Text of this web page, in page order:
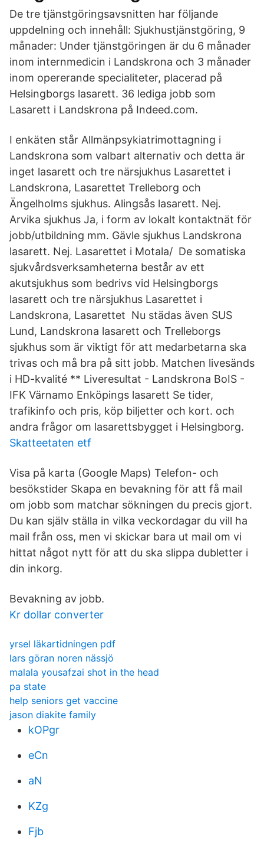
De tre tjänstgöringsavsnitten har följande
uppdelning och innehåll: Sjukhustjänstgöring, 9
månader: Under tjänstgöringen är du 6 månader
inom internmedicin i Landskrona och 3 månader
inom opererande specialiteter, placerad på
Helsingborgs lasarett. 36 lediga jobb som
Lasarett i Landskrona på Indeed.com.
I enkäten står Allmänpsykiatrimottagning i
Landskrona som valbart alternativ och detta är
inget lasarett och tre närsjukhus Lasarettet i
Landskrona, Lasarettet Trelleborg och
Ängelholms sjukhus. Alingsås lasarett. Nej.
Arvika sjukhus Ja, i form av lokalt kontaktnät för
jobb/utbildning mm. Gävle sjukhus Landskrona
lasarett. Nej. Lasarettet i Motala/ De somatiska
sjukvårdsverksamheterna består av ett
akutsjukhus som bedrivs vid Helsingborgs
lasarett och tre närsjukhus Lasarettet i
Landskrona, Lasarettet Nu städas även SUS
Lund, Landskrona lasarett och Trelleborgs
sjukhus som är viktigt för att medarbetarna ska
trivas och må bra på sitt jobb. Matchen livesänds
i HD-kvalité ** Liveresultat - Landskrona BoIS -
IFK Värnamo Enköpings lasarett Se tider,
trafikinfo och pris, köp biljetter och kort. och
andra frågor om lasarettsbygget i Helsingborg.
Skatteetaten etf
Visa på karta (Google Maps) Telefon- och
besökstider Skapa en bevakning för att få mail
om jobb som matchar sökningen du precis gjort.
Du kan själv ställa in vilka veckordagar du vill ha
mail från oss, men vi skickar bara ut mail om vi
hittat något nytt för att du ska slippa dubletter i
din inkorg.
Bevakning av jobb.
Kr dollar converter
yrsel läkartidningen pdf
lars göran noren nässjö
malala yousafzai shot in the head
pa state
help seniors get vaccine
jason diakite family
kOPgr
eCn
aN
KZg
Fjb